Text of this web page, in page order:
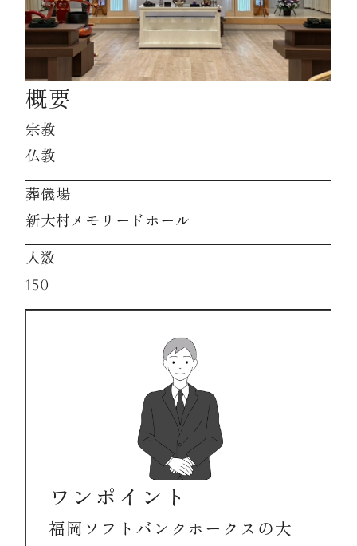
施設案内
お知らせ
資料請求
お見積もり
お問合わせ
概要
宗教
仏教
葬儀場
新大村メモリードホール
人数
150
ワンポイント
福岡ソフトバンクホークスの大